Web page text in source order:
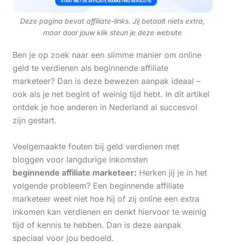
Deze pagina bevat affiliate-links. Jij betaalt niets extra,
maar door jouw klik steun je deze website
Ben je op zoek naar een slimme manier om online
geld te verdienen als beginnende affiliate
marketeer? Dan is deze bewezen aanpak ideaal –
ook als je net begint of weinig tijd hebt. In dit artikel
ontdek je hoe anderen in Nederland al succesvol
zijn gestart.
Veelgemaakte fouten bij geld verdienen met
bloggen voor langdurige inkomsten
beginnende affiliate marketeer: Herken jij je in het
volgende probleem? Een beginnende affiliate
marketeer weet niet hoe hij of zij online een extra
inkomen kan verdienen en denkt hiervoor te weinig
tijd of kennis te hebben. Dan is deze aanpak
speciaal voor jou bedoeld.